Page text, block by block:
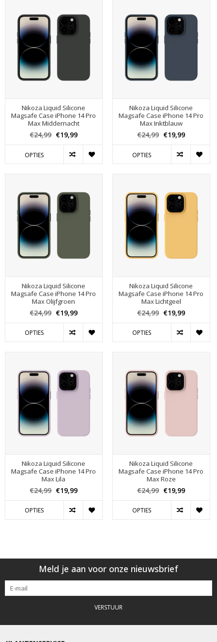
Nikoza Liquid Silicone
Magsafe Case iPhone 14 Pro
Max Middernacht
€24,99 €19,99
OPTIES
Nikoza Liquid Silicone
Magsafe Case iPhone 14 Pro
Max Inktblauw
€24,99 €19,99
OPTIES
Nikoza Liquid Silicone
Magsafe Case iPhone 14 Pro
Max Olijfgroen
€24,99 €19,99
OPTIES
Nikoza Liquid Silicone
Magsafe Case iPhone 14 Pro
Max Lichtgeel
€24,99 €19,99
OPTIES
Nikoza Liquid Silicone
Magsafe Case iPhone 14 Pro
Max Lila
€24,99 €19,99
OPTIES
Nikoza Liquid Silicone
Magsafe Case iPhone 14 Pro
Max Roze
€24,99 €19,99
OPTIES
Meld je aan voor onze nieuwsbrief
VERSTUUR